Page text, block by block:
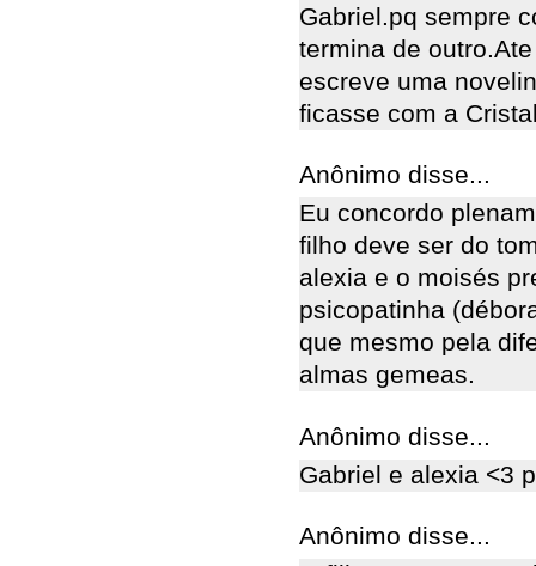
Gabriel.pq sempre
termina de
escreve uma
ficasse com a
Anônimo disse...
Eu concordo
filho deve ser do
alexia e o moisés
psicopatinha
que mesmo pela
almas gemeas.
Anônimo disse...
Gabriel e alexia <3
Anônimo disse...